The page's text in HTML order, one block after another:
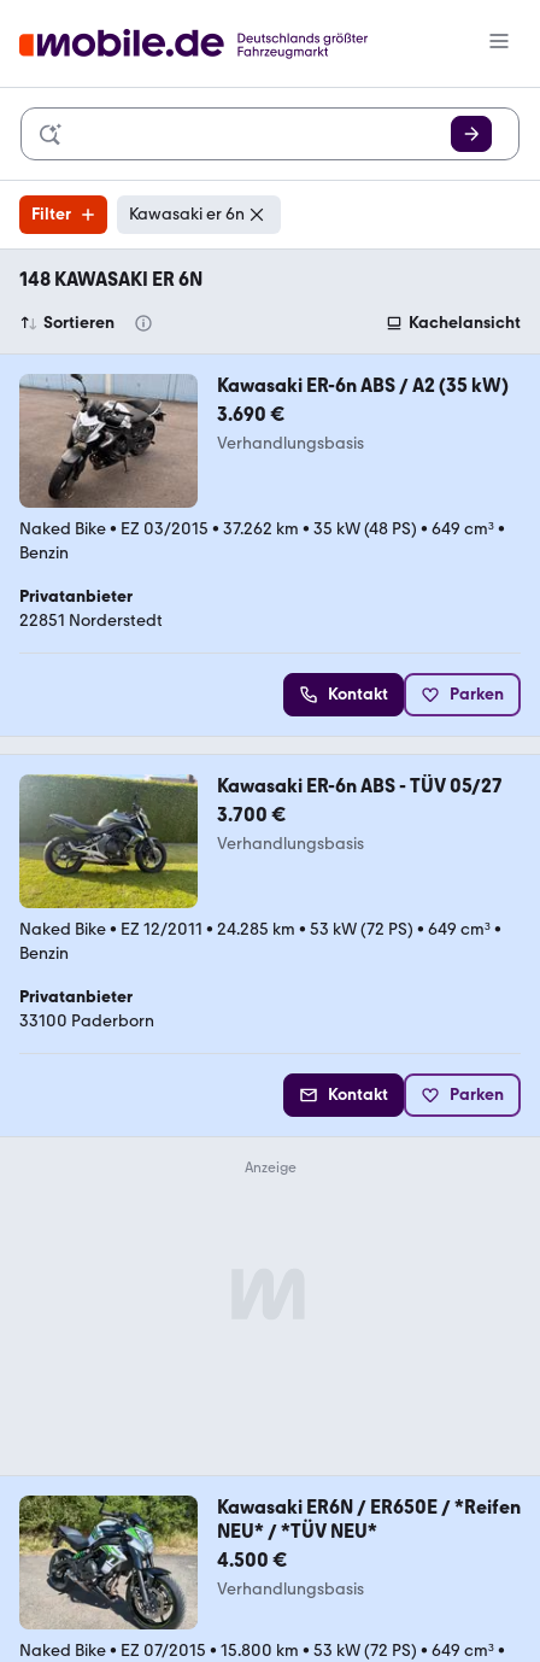
Filter Kawasaki er 6n
148 KAWASAKI ER 6N
Sortieren Kachelansicht
Kawasaki ER-6n ABS / A2 (35 kW)
3.690 €
Verhandlungsbasis
Naked Bike• EZ 03/2015 • 37.262 km • 35 kW (48 PS) • 649 cm³•
Benzin
Privatanbieter
22851 Norderstedt
Kontakt Parken
Kawasaki ER-6n ABS - TÜV 05/27
3.700 €
Verhandlungsbasis
Naked Bike• EZ 12/2011 • 24.285 km • 53 kW (72 PS) • 649 cm³•
Benzin
Privatanbieter
33100 Paderborn
Kontakt Parken
Kawasaki ER6N / ER650E / *Reifen
NEU* / *TÜV NEU*
4.500 €
Verhandlungsbasis
Naked Bike• EZ 07/2015 • 15.800 km • 53 kW (72 PS) • 649 cm³•